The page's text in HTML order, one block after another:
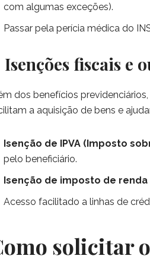
com algumas exceções).
Passar pela perícia médica do
Isenções fiscais e
dos benefícios
a aquisição de bens e
Isenção de IPVA (Imposto
pelo beneficiário.
Isenção de imposto de renda
Acesso facilitado a linhas de
solicitar